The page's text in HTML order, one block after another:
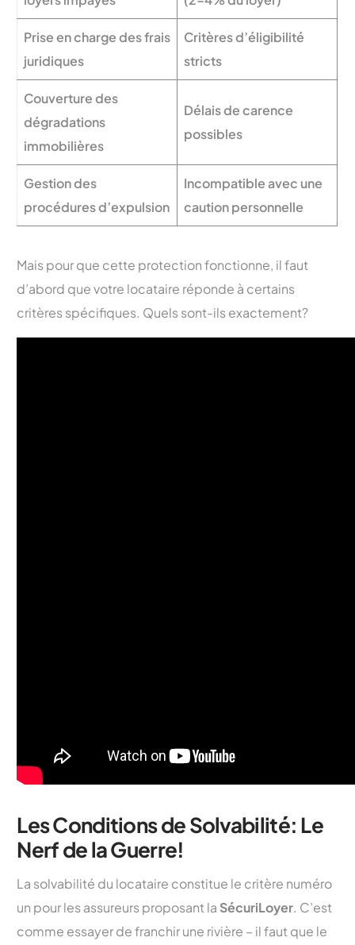
Prise en charge des frais
juridiques
Critères d’éligibilité
stricts
Couverture des
dégradations
immobilières
Délais de carence
possibles
Gestion des
procédures d’expulsion
Incompatible avec une
caution personnelle
Mais pour que cette protection fonctionne, il faut
d’abord que votre locataire réponde à certains
critères spécifiques. Quels sont-ils exactement?
Les Conditions de Solvabilité: Le
Nerf de la Guerre!
La solvabilité du locataire constitue le critère numéro
un pour les assureurs proposant la SécuriLoyer. C’est
comme essayer de franchir une rivière – il faut que le